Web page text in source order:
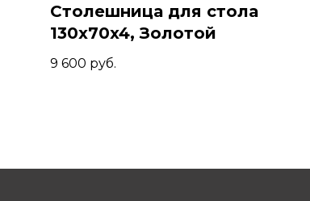
Столешница для стола
130x70x4, Золотой
9 600 руб.